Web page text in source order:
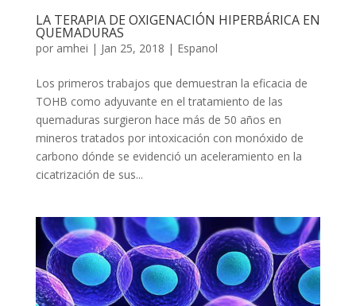
LA TERAPIA DE OXIGENACIÓN HIPERBÁRICA EN
QUEMADURAS
por amhei | Jan 25, 2018 | Espanol
Los primeros trabajos que demuestran la eficacia de
TOHB como adyuvante en el tratamiento de las
quemaduras surgieron hace más de 50 años en
mineros tratados por intoxicación con monóxido de
carbono dónde se evidenció un aceleramiento en la
cicatrización de sus...